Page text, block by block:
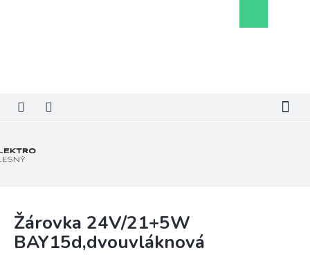
košík
Žárovka 24V/21+5W
BAY15d,dvouvláknová